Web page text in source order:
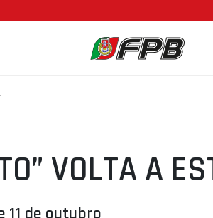
VOLTA A
11 de outubro